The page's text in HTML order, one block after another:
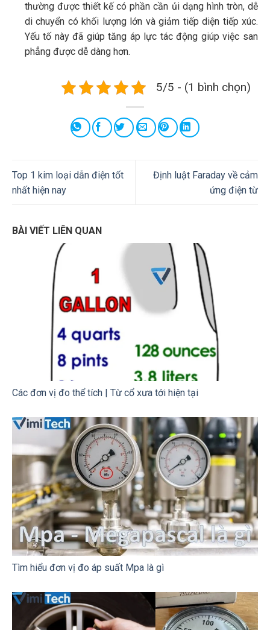
thường được thiết kế có phần cần ủi dạng hình tròn, dễ
di chuyển có khối lượng lớn và giảm tiếp diện tiếp xúc.
Yếu tố này đã giúp tăng áp lực tác động giúp việc san
phẳng được dễ dàng hơn.
5/5 - (1 bình chọn)
Top 1 kim loại dẫn điện tốt
nhất hiện nay
Định luật Faraday về cảm
ứng điện từ
BÀI VIẾT LIÊN QUAN
Các đơn vị đo thể tích | Từ cổ xưa tới hiện tại
Tìm hiểu đơn vị đo áp suất Mpa là gì